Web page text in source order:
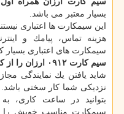
بسیار معتبر می باشد.
این سیمكارت ها اعتباری
سیمكارت های اعتباری
سیم كارت ۰۹۱۲ ارزان را از كجا و چطور تهیه كنیم؟
شاید یافتن یك نمایندگی
نزدیكی شما كار سختی باشد.
بتوانید در ساعت كاری،
سیمكارت مناسب خویش را